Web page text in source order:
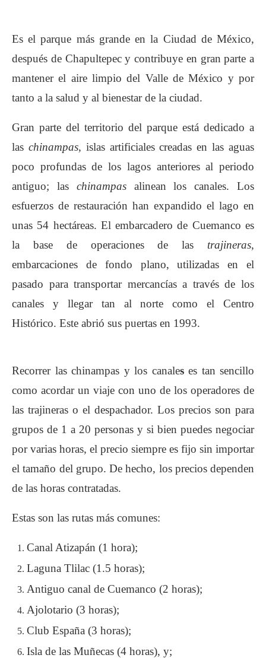
Es el parque más grande en la Ciudad de México,
después de Chapultepec y contribuye en gran parte a
mantener el aire limpio del Valle de México y por
tanto a la salud y al bienestar de la ciudad.
Gran parte del territorio del parque está dedicado a
las chinampas, islas artificiales creadas en las aguas
poco profundas de los lagos anteriores al periodo
antiguo; las chinampas alinean los canales. Los
esfuerzos de restauración han expandido el lago en
unas 54 hectáreas. El embarcadero de Cuemanco es
la base de operaciones de las trajineras,
embarcaciones de fondo plano, utilizadas en el
pasado para transportar mercancías a través de los
canales y llegar tan al norte como el Centro
Histórico. Este abrió sus puertas en 1993.
Recorrer las chinampas y los canaleses tan sencillo
como acordar un viaje con uno de los operadores de
las trajineras o el despachador. Los precios son para
grupos de 1 a 20 personas y si bien puedes negociar
por varias horas, el precio siempre es fijo sin importar
el tamaño del grupo. De hecho, los precios dependen
de las horas contratadas.
Estas son las rutas más comunes:
Canal Atizapán (1 hora);
Laguna Tlilac (1.5 horas);
Antiguo canal de Cuemanco (2 horas);
Ajolotario (3 horas);
Club España (3 horas);
Isla de las Muñecas (4 horas), y;